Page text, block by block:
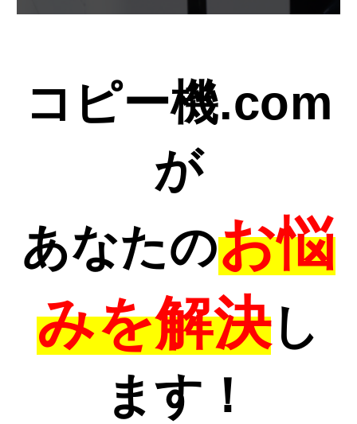
コピー機.com
が
あなたのお悩
みを解決し
ます！